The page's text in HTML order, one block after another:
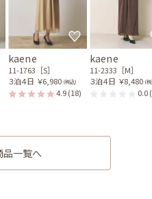
kaene
11-1763［S］
３泊４日 ￥6,980 (税込)
4.9(18)
kaene
11-2333［M］
３泊４日 ￥8,480 (
0.0
一覧へ